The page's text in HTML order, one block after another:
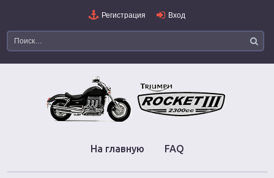
Регистрация Вход
На главную FAQ